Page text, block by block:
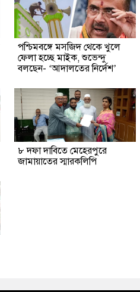
পশ্চিমবঙ্গে মসজিদ থেকে খুলে
ফেলা হচ্ছে মাইক, শুভেন্দু
বলছেন- ‘আদালতের নির্দেশ’
৮ দফা দাবিতে মেহেরপুরে
জামায়াতের স্মারকলিপি